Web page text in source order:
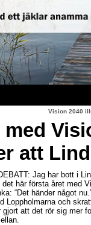
Vision 2040
med
att
Jag har bott i
det här första året med
“Det händer något
Loppholmarna och
gjort att det rör sig mer